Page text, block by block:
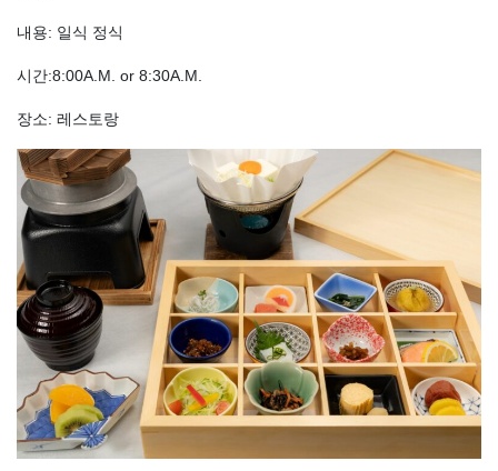
내용: 일식 정식
시간:8:00A.M. or 8:30A.M.
장소: 레스토랑